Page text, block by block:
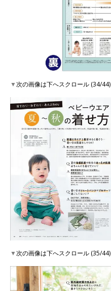
▼次の画像は下へスクロール (34/44)
▼次の画像は下へスクロール (35/44)